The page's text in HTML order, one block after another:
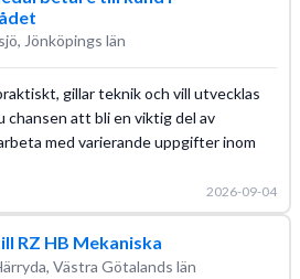
Jönköpings län
gillar teknik och vill utvecklas
chansen att bli en viktig del av
med varierande uppgifter inom
2026-09-04
RZ HB Mekaniska
Västra Götalands län